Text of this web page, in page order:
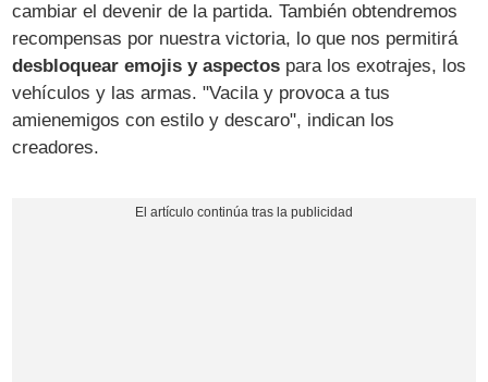
cambiar el devenir de la partida. También obtendremos
recompensas por nuestra victoria, lo que nos permitirá
desbloquear emojis y aspectos para los exotrajes, los
vehículos y las armas. "Vacila y provoca a tus
amienemigos con estilo y descaro", indican los
creadores.